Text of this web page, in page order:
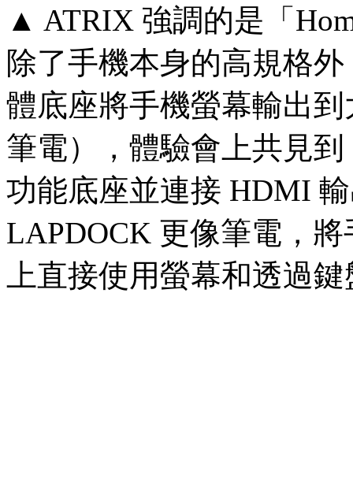
▲ ATRIX 強調的是「
除了手機本身的高規格
體底座將手機螢幕輸出
筆電），體驗會上共見
功能底座並連接 HDMI
LAPDOCK 更像筆電，
上直接使用螢幕和透過